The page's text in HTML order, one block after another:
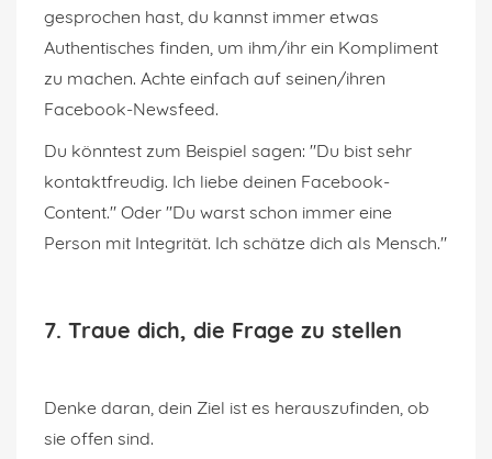
gesprochen hast, du kannst immer etwas
Authentisches finden, um ihm/ihr ein Kompliment
zu machen. Achte einfach auf seinen/ihren
Facebook-Newsfeed.
Du könntest zum Beispiel sagen: "Du bist sehr
kontaktfreudig. Ich liebe deinen Facebook-
Content." Oder "Du warst schon immer eine
Person mit Integrität. Ich schätze dich als Mensch."
7. Traue dich, die Frage zu stellen
Denke daran, dein Ziel ist es herauszufinden, ob
sie offen sind.